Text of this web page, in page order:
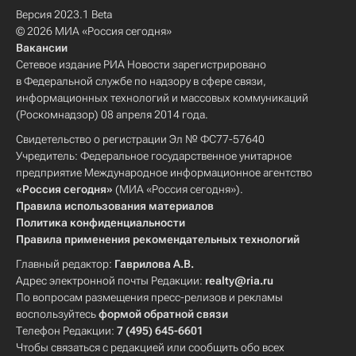
Версия 2023.1 Beta
© 2026 МИА «Россия сегодня»
Вакансии
Сетевое издание РИА Новости зарегистрировано
в Федеральной службе по надзору в сфере связи,
информационных технологий и массовых коммуникаций
(Роскомнадзор) 08 апреля 2014 года.
Свидетельство о регистрации Эл № ФС77-57640
Учредитель: Федеральное государственное унитарное
предприятие Международное информационное агентство
«Россия сегодня» (МИА «Россия сегодня»).
Правила использования материалов
Политика конфиденциальности
Правила применения рекомендательных технологий
Главный редактор: Гаврилова А.В.
Адрес электронной почты Редакции: realty@ria.ru
По вопросам размещения пресс-релизов и рекламы
воспользуйтесьформой обратной связи
Телефон Редакции: 7 (495) 645-6601
Чтобы связаться с редакцией или сообщить обо всех